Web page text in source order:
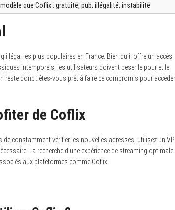
que Coflix : gratuité, pub, illégalité, instabilité
les plus populaires en France. Bien qu’il offre un accès
intemporels, les utilisateurs doivent peser le pour et le
donc : êtes-vous prêt à faire ce compromis pour accéder
de Coflix
constamment vérifier les nouvelles adresses, utilisez un
La recherche d’une expérience de streaming optimale
aux plateformes comme Coflix.